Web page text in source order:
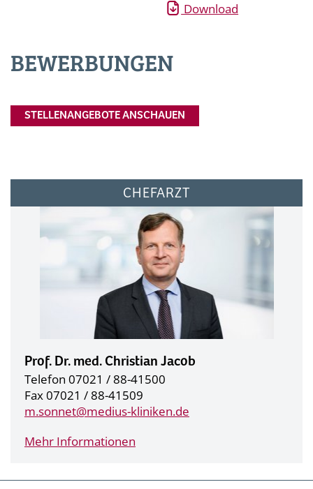
Download
BEWERBUNGEN
STELLENANGEBOTE ANSCHAUEN
CHEFARZT
Prof. Dr. med. Christian Jacob
Telefon 07021 / 88-41500
Fax 07021 / 88-41509
m.sonnet@medius-kliniken.de
Mehr Informationen